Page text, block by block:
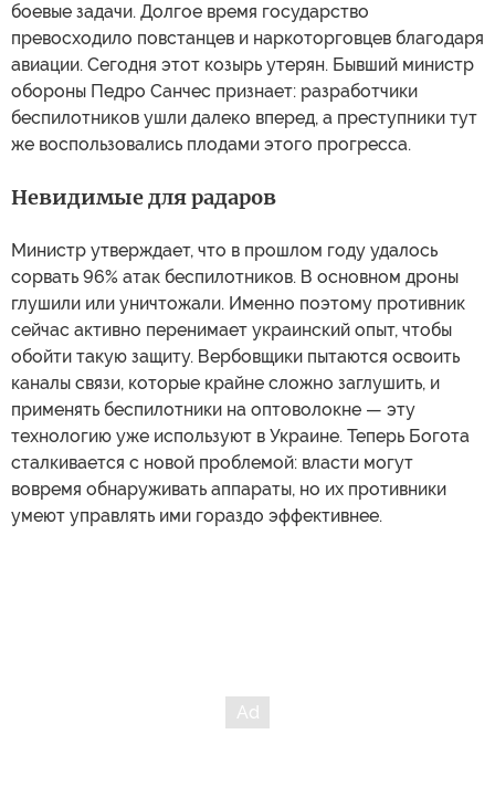
боевые задачи. Долгое время государство
превосходило повстанцев и наркоторговцев благодаря
авиации. Сегодня этот козырь утерян. Бывший министр
обороны Педро Санчес признает: разработчики
беспилотников ушли далеко вперед, а преступники тут
же воспользовались плодами этого прогресса.
Невидимые для радаров
Министр утверждает, что в прошлом году удалось
сорвать 96% атак беспилотников. В основном дроны
глушили или уничтожали. Именно поэтому противник
сейчас активно перенимает украинский опыт, чтобы
обойти такую защиту. Вербовщики пытаются освоить
каналы связи, которые крайне сложно заглушить, и
применять беспилотники на оптоволокне — эту
технологию уже используют в Украине. Теперь Богота
сталкивается с новой проблемой: власти могут
вовремя обнаруживать аппараты, но их противники
умеют управлять ими гораздо эффективнее.